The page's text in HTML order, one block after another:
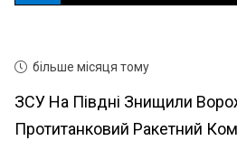
більше місяця тому
ЗСУ На Півдні Знищили
Протитанковий Ракетний